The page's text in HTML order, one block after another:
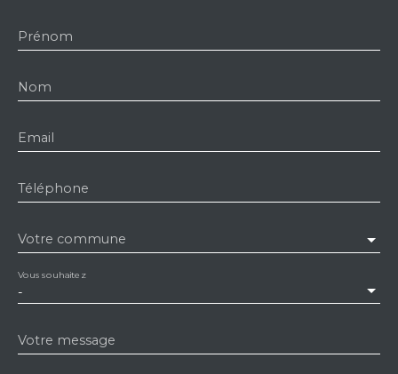
Prénom
Nom
Email
Téléphone
Votre commune
-
Vous souhaitez
Votre message